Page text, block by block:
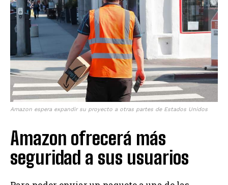
Amazon espera expandir su proyecto a otras partes de Estados Unidos
Amazon ofrecerá más
seguridad a sus usuarios